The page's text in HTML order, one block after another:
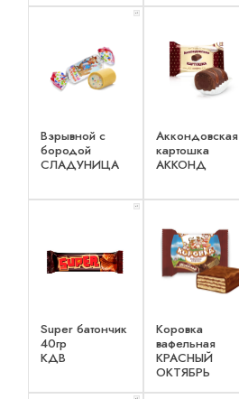
x 1
Взрывной с
бородой
СЛАДУНИЦА
Аккондовская
картошка
АККОНД
x 1
Super батончик
40гр
КДВ
Коровка
вафельная
КРАСНЫЙ
ОКТЯБРЬ